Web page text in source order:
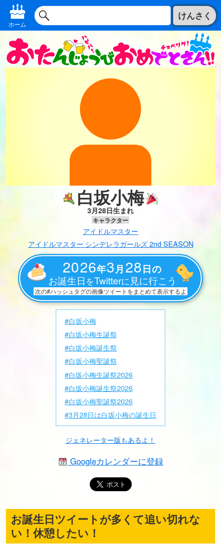
ホーム
けんさく
白坂小梅
3月28日生まれ
キャラクター
アイドルマスター
アイドルマスター シンデレラガールズ 2nd SEASON
2026年3月 28日の
お誕生日 をTwitterに 見に行こう
次の#ハッシュタグの画像ツイートをまとめて表示するよ
#白坂小梅
#白坂小梅生誕祭
#白坂小梅誕生祭
#白坂小梅聖誕祭
#白坂小梅生誕祭2026
#白坂小梅誕生祭2026
#白坂小梅聖誕祭2026
#3月28日は白坂小梅の誕生日
ジェネレーター版もあるよ！
Googleカレンダーに登録
お誕生日ツイートが多くて追い切れな
い！休憩したい！